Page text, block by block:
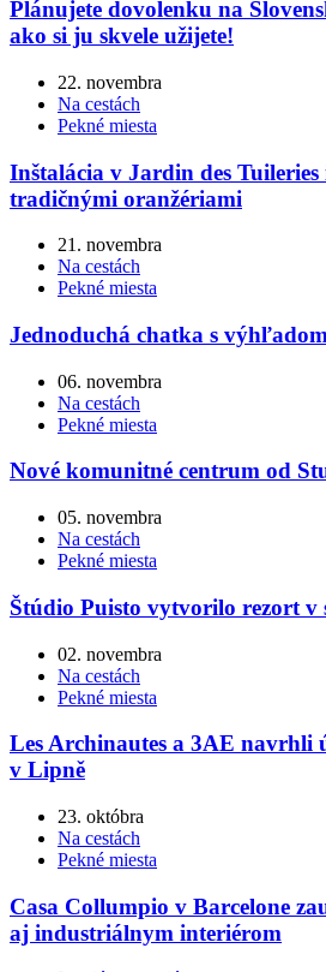
Plánujete dovolenku na
ako si ju skvele užijete!
22. novembra
Na cestách
Pekné miesta
Inštalácia v Jardin des
tradičnými oranžériami
21. novembra
Na cestách
Pekné miesta
Jednoduchá chatka s
06. novembra
Na cestách
Pekné miesta
Nové komunitné centrum od
05. novembra
Na cestách
Pekné miesta
Štúdio Puisto vytvorilo rezort v
02. novembra
Na cestách
Pekné miesta
Les Archinautes a 3AE navrhli
v Lipně
23. októbra
Na cestách
Pekné miesta
Casa Collumpio v Barcelone
aj industriálnym interiérom